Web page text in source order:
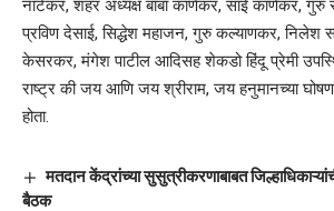
नाटेकर, शहर अध्यक्ष बाबा काणेकर, साई काणेकर, गुरु
प्रविण देसाई, सिद्धेश महाजन, गुरु कल्याणकर, निलेश
केसरकर, मंगेश पाटील आदिसह शेकडो हिंदू प्रेमी
राष्ट्र की जय आणि जय श्रीराम, जय हनुमानच्या
होता.
मतदान केंद्रांच्या सुसुत्रीकरणाबाबत
बैठक